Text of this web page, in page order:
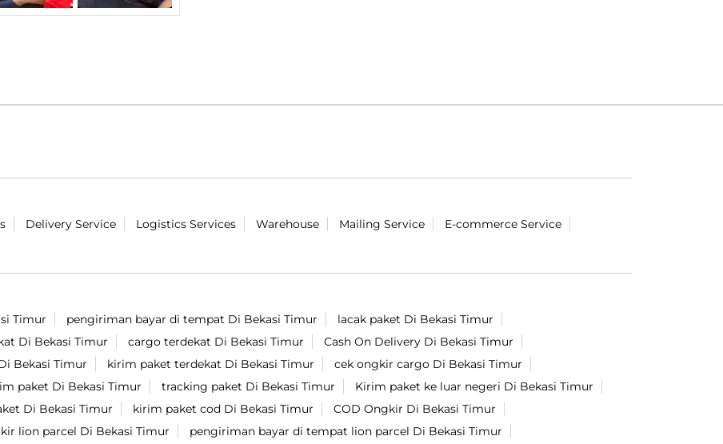
Delivery Service Logistics Services Warehouse Mailing Service
E-commerce Service
Timur pengiriman bayar di tempat Di Bekasi Timur
lacak paket Di Bekasi Timur
Di Bekasi Timur cargo terdekat Di Bekasi Timur
Cash On Delivery Di Bekasi Timur
Bekasi Timur kirim paket terdekat Di Bekasi Timur
cek ongkir cargo Di Bekasi Timur
paket Di Bekasi Timur tracking paket Di Bekasi Timur
Kirim paket ke luar negeri Di Bekasi Timur
Di Bekasi Timur kirim paket cod Di Bekasi Timur
COD Ongkir Di Bekasi Timur
lion parcel Di Bekasi Timur pengiriman bayar di tempat lion parcel Di Bekasi Timur